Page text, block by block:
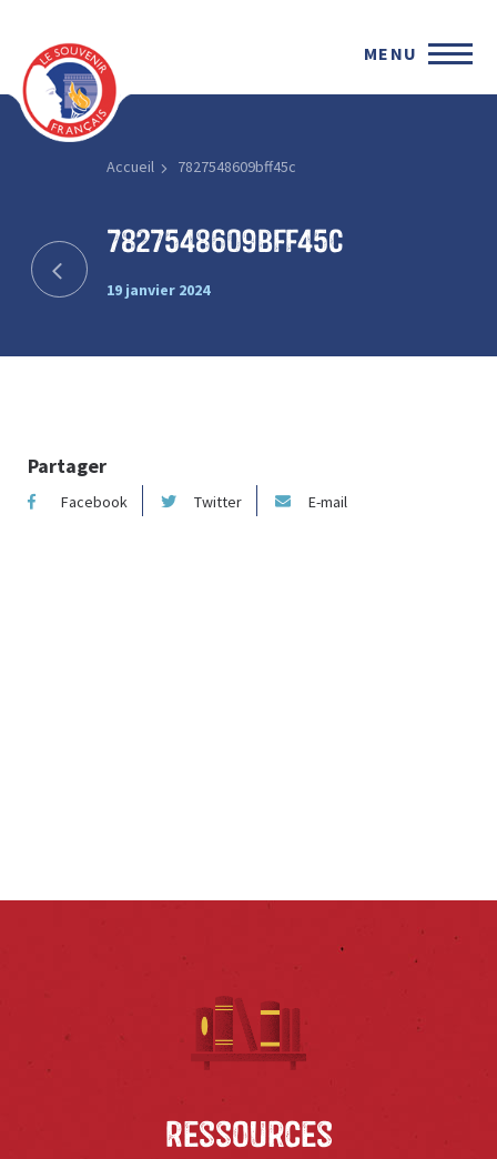
MENU
Accueil 7827548609bff45c
7827548609bff45c
19 janvier 2024
Partager
Facebook Twitter E-mail
Ressources